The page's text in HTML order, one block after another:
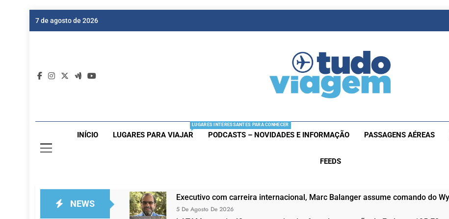
7 de agosto de 2026
INÍCIO LUGARES PARA VIAJAR
LUGARES INTERESSANTES PARA CONHECER
PODCASTS – NOVIDADES E INFORMAÇÃO PASSAGENS AÉREAS
FEEDS
NEWS
Executivo com carreira internacional, Marc Balanger assume comando do
5 De Agosto De 2026